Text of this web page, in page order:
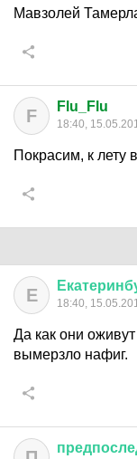
Мавзолей
F Flu_Flu
18:40,
Покрасим, к лету
Е 18:40,
Да как они
вымерзло нафиг.